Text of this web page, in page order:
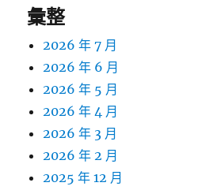
彙整
2026 年 7 月
2026 年 6 月
2026 年 5 月
2026 年 4 月
2026 年 3 月
2026 年 2 月
2025 年 12 月